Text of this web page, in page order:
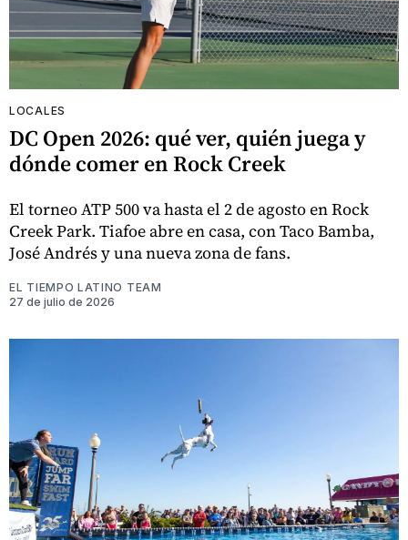
LOCALES
DC Open 2026: qué ver, quién juega y
dónde comer en Rock Creek
El torneo ATP 500 va hasta el 2 de agosto en Rock
Creek Park. Tiafoe abre en casa, con Taco Bamba,
José Andrés y una nueva zona de fans.
EL TIEMPO LATINO TEAM
27 de julio de 2026